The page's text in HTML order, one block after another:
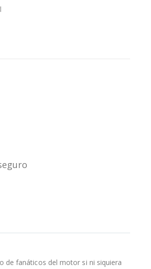
de fanáticos del motor si ni siquiera